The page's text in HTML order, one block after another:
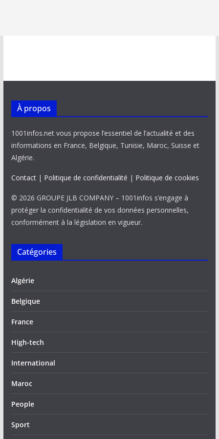
À propos
1001infos.net vous propose l’essentiel de l’actualité et des
informations en France, Belgique, Tunisie, Maroc, Suisse et
Algérie.
Contact| Politique de confidentialité | Politique de cookies
© 2026 GROUPE JLB COMPANY – 1001infos s’engage à
protéger la confidentialité de vos données personnelles,
conformément à la législation en vigueur.
Catégories
Algérie
Belgique
France
High-tech
International
Maroc
People
Sport